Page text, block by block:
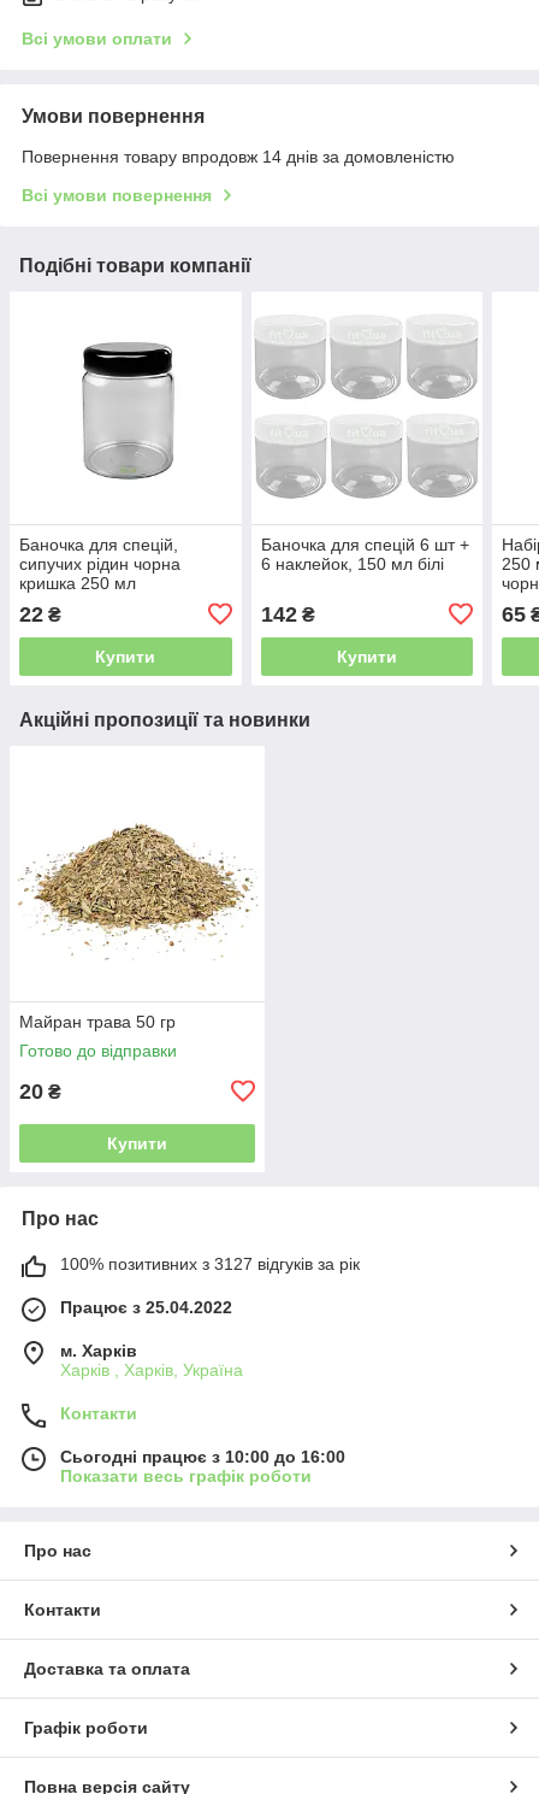
Всі умови оплати
Умови повернення
Повернення товару впродовж 14 днів за домовленістю
Всі умови повернення
Подібні товари компанії
Баночка для спецій,
сипучих рідин чорна
кришка 250 мл
22 ₴
Купити
Баночка для спецій 6 шт +
6 наклейок, 150 мл білі
142₴
Купити
250
65
Акційні пропозиції та новинки
Майран трава 50 гр
Готово до відправки
20 ₴
Купити
Про нас
100% позитивних з 3127 відгуків за рік
Працює з 25.04.2022
м. Харків
Харків , Харків, Україна
Контакти
Сьогодні працює з 10:00 до 16:00
Показати весь графік роботи
Про нас
Контакти
Доставка та оплата
Графік роботи
Повна версія сайту